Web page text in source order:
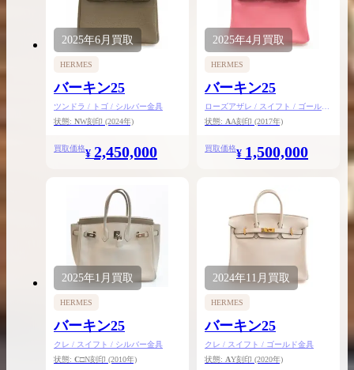
2025年6月 買取
HERMES
バーキン25
ツンドラ / トゴ / シルバー金具
状態: NW刻印 (2024年)
買取価格¥ 2,450,000
2025年4月 買取
HERMES
バーキン25
ローズアザレ / スイフト / ゴールド
金具
状態: AA刻印 (2017年)
買取価格¥ 1,500,000
2025年1月 買取
HERMES
バーキン25
クレ / スイフト / シルバー金具
状態: C□N刻印 (2010年)
2024年11月 買取
HERMES
バーキン25
クレ / スイフト / ゴールド金具
状態: AY刻印 (2020年)